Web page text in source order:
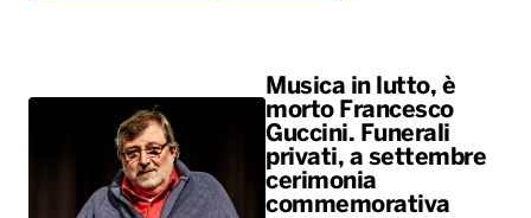
Musica in lutto, è
morto Francesco
Guccini. Funerali
privati, a settembre
cerimonia
commemorativa